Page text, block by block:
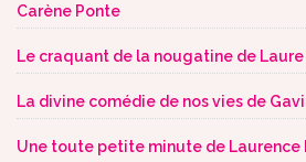
Carène Ponte
Le craquant de la nougatine de Laure
La divine comédie de nos vies de
Une toute petite minute de Laurence